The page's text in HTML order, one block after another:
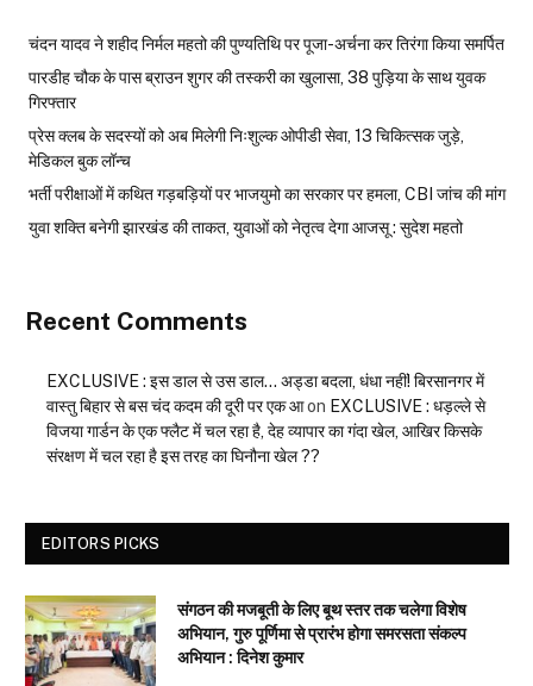
चंदन यादव ने शहीद निर्मल महतो की पुण्यतिथि पर पूजा-अर्चना कर तिरंगा किया समर्पित
पारडीह चौक के पास ब्राउन शुगर की तस्करी का खुलासा, 38 पुड़िया के साथ युवक
गिरफ्तार
प्रेस क्लब के सदस्यों को अब मिलेगी निःशुल्क ओपीडी सेवा, 13 चिकित्सक जुड़े,
मेडिकल बुक लॉन्च
भर्ती परीक्षाओं में कथित गड़बड़ियों पर भाजयुमो का सरकार पर हमला, CBI जांच की मांग
युवा शक्ति बनेगी झारखंड की ताकत, युवाओं को नेतृत्व देगा आजसू : सुदेश महतो
Recent Comments
EXCLUSIVE : इस डाल से उस डाल… अड्डा बदला, धंधा नहीं! बिरसानगर में
वास्तु बिहार से बस चंद कदम की दूरी पर एक आon EXCLUSIVE : धड़ल्ले से
विजया गार्डन के एक फ्लैट में चल रहा है, देह व्यापार का गंदा खेल, आखिर किसके
संरक्षण में चल रहा है इस तरह का घिनौना खेल ??
EDITORS PICKS
संगठन की मजबूती के लिए बूथ स्तर तक चलेगा विशेष
अभियान, गुरु पूर्णिमा से प्रारंभ होगा समरसता संकल्प
अभियान : दिनेश कुमार